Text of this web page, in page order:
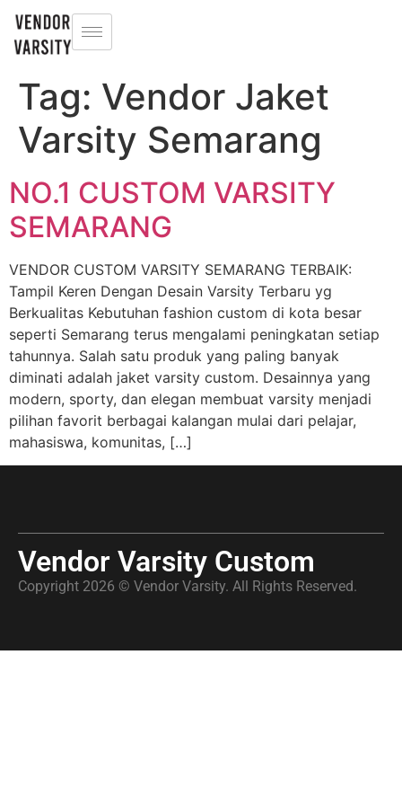
Tag: Vendor Jaket
Varsity Semarang
NO.1 CUSTOM VARSITY
SEMARANG
VENDOR CUSTOM VARSITY SEMARANG TERBAIK:
Tampil Keren Dengan Desain Varsity Terbaru yg
Berkualitas Kebutuhan fashion custom di kota besar
seperti Semarang terus mengalami peningkatan setiap
tahunnya. Salah satu produk yang paling banyak
diminati adalah jaket varsity custom. Desainnya yang
modern, sporty, dan elegan membuat varsity menjadi
pilihan favorit berbagai kalangan mulai dari pelajar,
mahasiswa, komunitas, […]
Vendor Varsity Custom
Copyright 2026 © Vendor Varsity. All Rights Reserved.